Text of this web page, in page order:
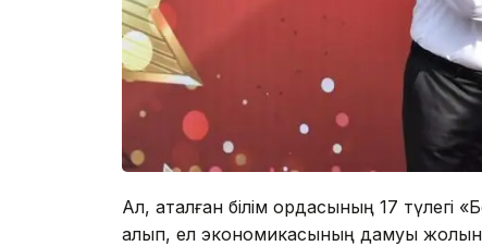
Ал, аталған білім ордасының 17 түлегі
алып, ел экономикасының дамуы